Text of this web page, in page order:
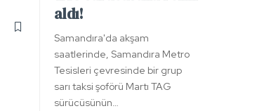
aldı!
Samandıra'da akşam
saatlerinde, Samandıra Metro
Tesisleri çevresinde bir grup
sarı taksi şoförü Martı TAG
sürücüsünün…